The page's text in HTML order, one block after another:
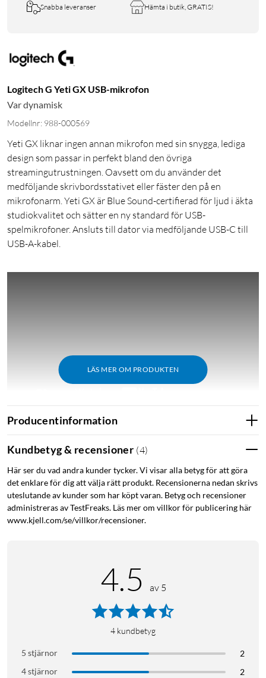
Snabba leveranser Hämta i butik, GRATIS!
Logitech G Yeti GX USB-mikrofon
Var dynamisk
Modellnr: 988-000569
Yeti GX liknar ingen annan mikrofon med sin snygga, lediga
design som passar in perfekt bland den övriga
streamingutrustningen. Oavsett om du använder det
medföljande skrivbordsstativet eller fäster den på en
mikrofonarm. Yeti GX är Blue Sound-certifierad för ljud i äkta
studiokvalitet och sätter en ny standard för USB-
spelmikrofoner. Ansluts till dator via medföljande USB-C till
USB-A-kabel.
LÄS MER OM PRODUKTEN
Yeti GX
Yeti GX är en högklassig RGB-spelmikrofon som drivs av
Lightsync och är utformad specifikt för spelstreamare. Den
här USB-mikrofonen har en anpassad dynamisk kapsel i
kombination med avancerad programvara, vilket tar bort brus
och tangentbordsklick, förbättrar ljudet och ger konsekvent
mikrofonen och synkronisera dem med annan G-utrustning i
G HUB, inklusive möss och tangentbord, för en fullständigt
Producentinformation
Kundbetyg & recensioner (4)
Här ser du vad andra kunder tycker. Vi visar alla betyg för att göra
det enklare för dig att välja rätt produkt. Recensionerna nedan skrivs
uteslutande av kunder som har köpt varan. Betyg och recensioner
administreras av TestFreaks. Läs mer om villkor för publicering här
www.kjell.com/se/villkor/recensioner.
4.5 av 5
4 kundbetyg
5 stjärnor
2
4 stjärnor
2